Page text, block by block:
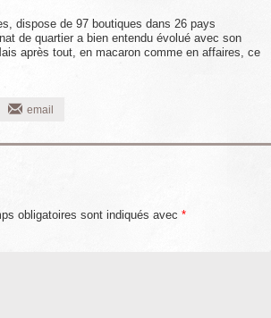
dispose de 97 boutiques dans 26 pays
de quartier a bien entendu évolué avec son
après tout, en macaron comme en affaires, ce
email
obligatoires sont indiqués avec *